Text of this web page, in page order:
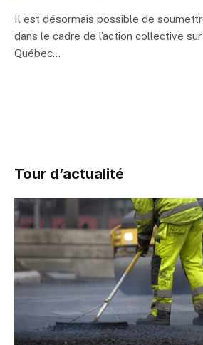
Il est désormais possible de
dans le cadre de l’action collective
Québec…
Tour d’actualité